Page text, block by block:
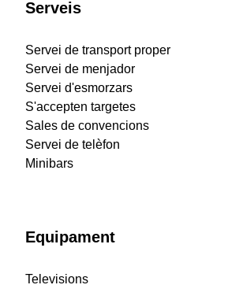
Serveis
Servei de transport proper
Servei de menjador
Servei d'esmorzars
S'accepten targetes
Sales de convencions
Servei de telèfon
Minibars
Equipament
Televisions